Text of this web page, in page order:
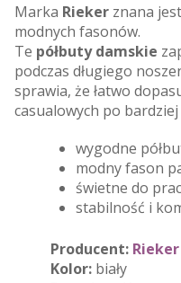
Marka Rieker znana
modnych fasonów.
Te półbuty damskie
podczas długiego
sprawia, że łatwo
casualowych po
wygodne
modny fason
świetne do
stabilność i
Producent: Rieker
Kolor: biały